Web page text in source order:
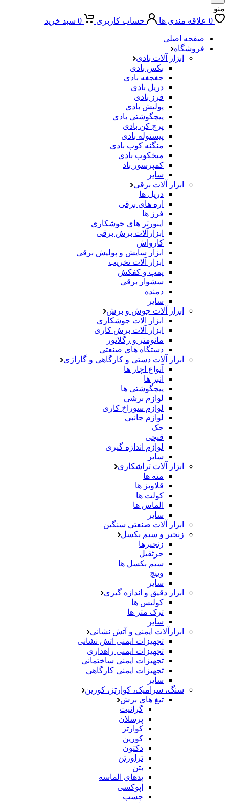
منو
0 علاقه مندی ها حساب کاربری 0 سبد خرید
صفحه اصلی
فروشگاه
ابزار آلات بادی
بکس بادی
جغجغه بادی
دریل بادی
فرز بادی
پولیش بادی
پیچگوشتی بادی
پرچ کن بادی
پیستوله بادی
منگنه کوب بادی
میخکوب بادی
کمپرسور باد
سایر
ابزار آلات برقی
دریل ها
اره های برقی
فرز ها
اینورتر های جوشکاری
ابزارآلات برش برقی
کارواش
ابزار سایش و پولیش برقی
ابزار آلات تخریب
پمپ و کفکش
سشوار برقی
دمنده
سایر
ابزار آلات جوش و برش
ابزار الات جوشکاری
ابزار آلات برش کاری
مانومتر و رگلاتور
دستگاه های صنعتی
ابزار آلات دستی و کارگاهی و گاراژی
آنواع اچار ها
انبر ها
پیچگوشتی ها
لوازم برشی
لوازم سوراخ کاری
لوازم جانبی
جک
قیچی
لوازم اندازه گیری
سایر
ابزار آلات تراشکاری
مته ها
قلاویز ها
کولت ها
الماس ها
سایر
ابزار آلات صنعتی سنگین
زنجیر و سیم بکسل
زنجیرها
جرثقیل
سیم بکسل ها
وینچ
سایر
ابزار دقیق و اندازه گیری
کولیس ها
ترک متر ها
سایر
ابزارآلات ایمنی و آتش نشانی
تجهیزات ایمنی اتش نشانی
تجهیزات ایمنی راهداری
تجهیزات ایمنی ساختمانی
تجهیزات ایمنی کارگاهی
سایر
سنگ، سرامیک، کوارتز، کورین
تیغ های برش
گرانیت
پرسلان
کوارتز
کورین
دکتون
تراورتن
بتن
پدهای الماسه
اپوکسی
چسب